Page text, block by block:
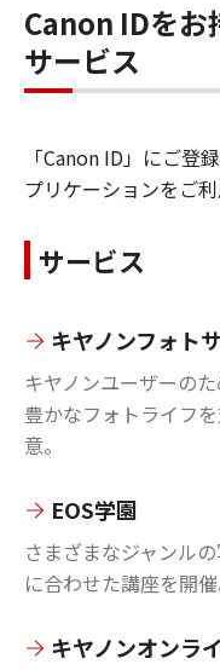
Canon IDをお
サービス
「Canon ID」にご登
プリケーションをご利
サービス
キヤノンフォト
キヤノンユーザーの
豊かなフォトライフ
意。
EOS学園
さまざまなジャンル
に合わせた講座を開催
キヤノンオンラ